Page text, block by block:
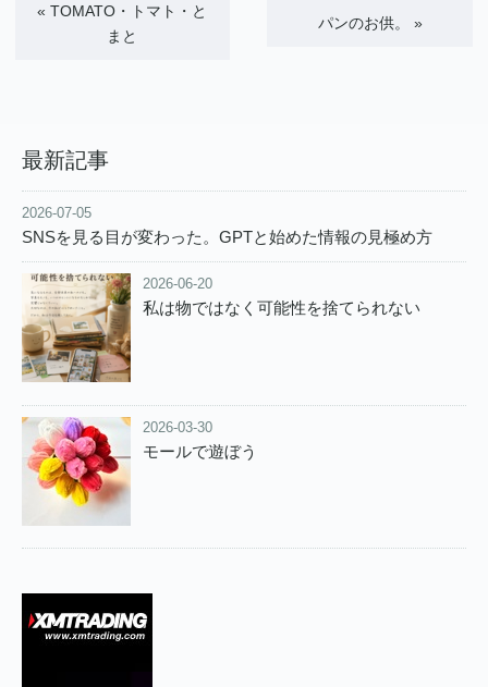
«TOMATO・トマト・と
まと
パンのお供。 »
最新記事
2026-07-05
SNSを見る目が変わった。GPTと始めた情報の見極め方
2026-06-20
私は物ではなく可能性を捨てられない
2026-03-30
モールで遊ぼう